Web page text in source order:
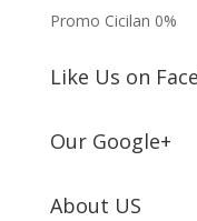
Promo Cicilan 0%
Like Us on
Our Google+
About US